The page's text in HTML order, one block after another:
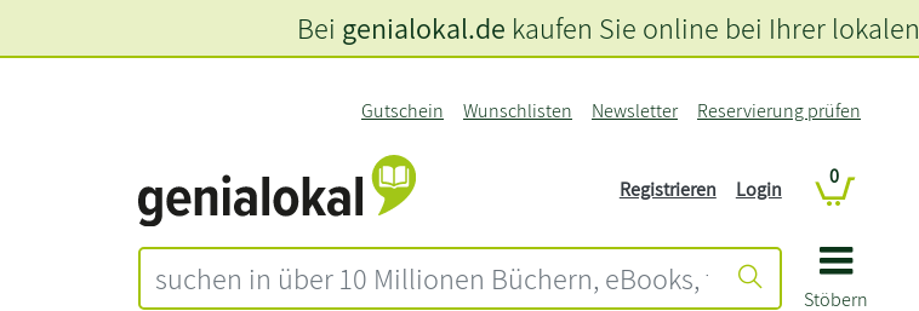
Stöbern
Gutschein Wunschlisten Newsletter Reservierung prüfen
Registrieren Login
0
Bei genialokal.de kaufen Sie online bei Ihrer lokalen